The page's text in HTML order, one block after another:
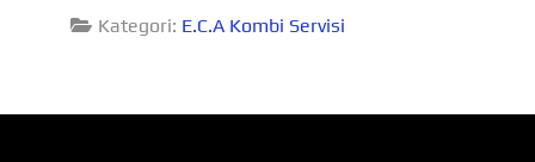
Kategori: E.C.A Kombi Servisi